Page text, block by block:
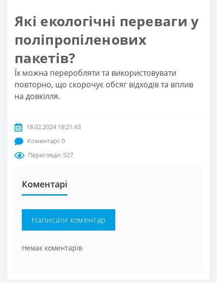
Які екологічні переваги у
поліпропіленових
пакетів?
Їх можна переробляти та використовувати
повторно, що скорочує обсяг відходів та вплив
на довкілля.
18.02.2024 18:21:43
Коментарі: 0
Перегляди: 527
Коментарі
Написати коментар
Немає коментарів